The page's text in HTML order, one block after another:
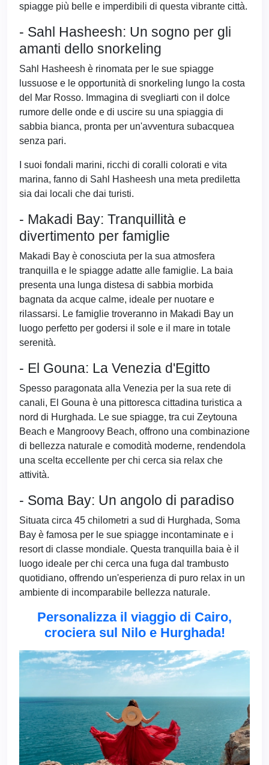
spiagge più belle e imperdibili di questa vibrante città.
- Sahl Hasheesh: Un sogno per gli
amanti dello snorkeling
Sahl Hasheesh è rinomata per le sue spiagge
lussuose e le opportunità di snorkeling lungo la costa
del Mar Rosso. Immagina di svegliarti con il dolce
rumore delle onde e di uscire su una spiaggia di
sabbia bianca, pronta per un'avventura subacquea
senza pari.
I suoi fondali marini, ricchi di coralli colorati e vita
marina, fanno di Sahl Hasheesh una meta prediletta
sia dai locali che dai turisti.
- Makadi Bay: Tranquillità e
divertimento per famiglie
Makadi Bay è conosciuta per la sua atmosfera
tranquilla e le spiagge adatte alle famiglie. La baia
presenta una lunga distesa di sabbia morbida
bagnata da acque calme, ideale per nuotare e
rilassarsi. Le famiglie troveranno in Makadi Bay un
luogo perfetto per godersi il sole e il mare in totale
serenità.
- El Gouna: La Venezia d'Egitto
Spesso paragonata alla Venezia per la sua rete di
canali, El Gouna è una pittoresca cittadina turistica a
nord di Hurghada. Le sue spiagge, tra cui Zeytouna
Beach e Mangroovy Beach, offrono una combinazione
di bellezza naturale e comodità moderne, rendendola
una scelta eccellente per chi cerca sia relax che
attività.
- Soma Bay: Un angolo di paradiso
Situata circa 45 chilometri a sud di Hurghada, Soma
Bay è famosa per le sue spiagge incontaminate e i
resort di classe mondiale. Questa tranquilla baia è il
luogo ideale per chi cerca una fuga dal trambusto
quotidiano, offrendo un'esperienza di puro relax in un
ambiente di incomparabile bellezza naturale.
Personalizza il viaggio di Cairo,
crociera sul Nilo e Hurghada!